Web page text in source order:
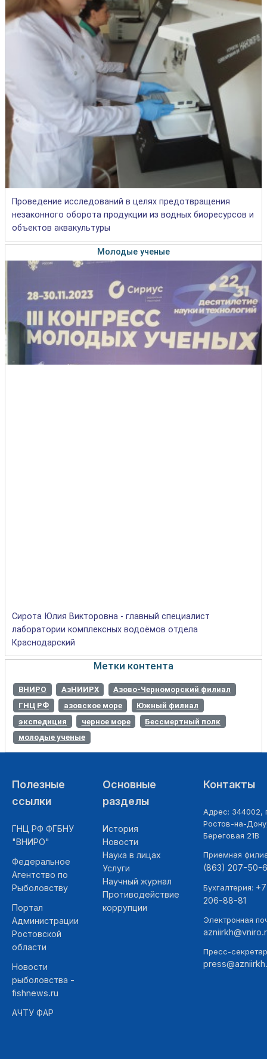
Проведение исследований в целях предотвращения
незаконного оборота продукции из водных биоресурсов и
объектов аквакультуры
Молодые ученые
Сирота Юлия Викторовна - главный специалист
лаборатории комплексных водоёмов отдела
Краснодарский
Метки контента
ВНИРО АзНИИРХ
Азово-Черноморский филиал
ГНЦ РФ
азовское море
Южный филиал
экспедиция
черное море
Бессмертный полк
молодые ученые
Полезные
ссылки
ГНЦ РФ ФГБНУ
"ВНИРО"
Федеральное
Агентство по
Рыболовству
Портал
Администрации
Ростовской
области
Новости
рыболовства -
fishnews.ru
АЧТУ ФАР
Основные
разделы
История
Новости
Наука в лицах
Услуги
Научный журнал
Противодействие
коррупции
Контакты
Адрес: 344002,
Ростов-на-
Береговая 21В
Приемная
(863) 207-50-
Бухгалтерия:
206-88-81
Электронная
Пресс-